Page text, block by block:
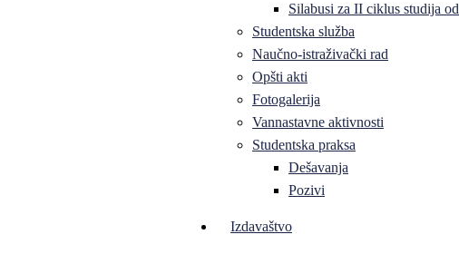
Silabusi za II ciklus studija
Studentska služba
Naučno-istraživački rad
Opšti akti
Fotogalerija
Vannastavne aktivnosti
Studentska praksa
Dešavanja
Pozivi
Izdavaštvo